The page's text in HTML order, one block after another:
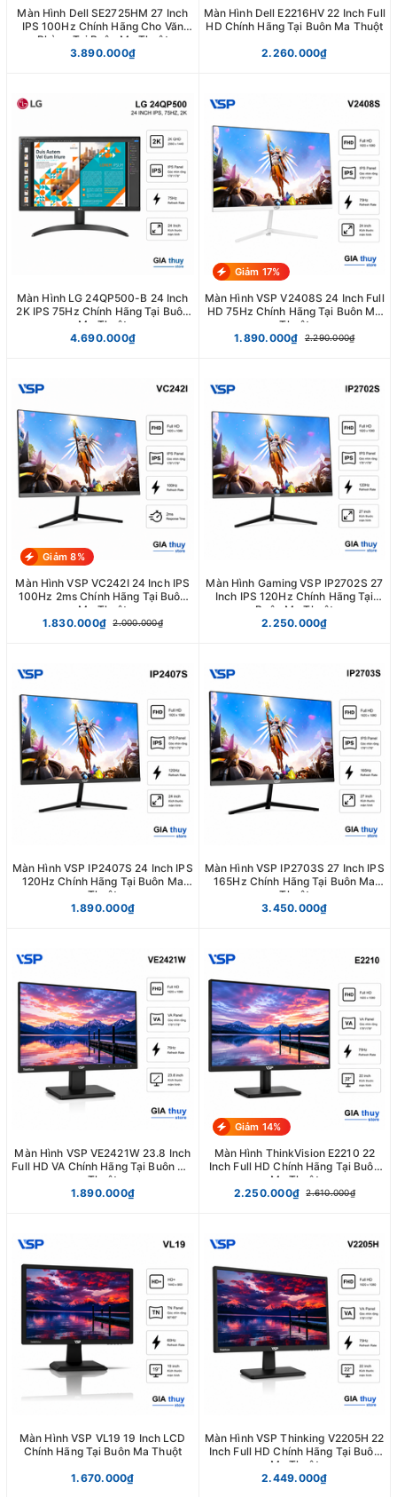
Màn Hình Dell SE2725HM 27 Inch
IPS 100Hz Chính Hãng Cho Văn
Phòng Tại Buôn Ma Thuột
3.890.000₫
Màn Hình Dell E2216HV 22 Inch Full
HD Chính Hãng Tại Buôn Ma Thuột
2.260.000₫
Màn Hình LG 24QP500-B 24 Inch
2K IPS 75Hz Chính Hãng Tại Buôn
Ma Thuột
4.690.000₫
Giảm 17%
Màn Hình VSP V2408S 24 Inch Full
HD 75Hz Chính Hãng Tại Buôn Ma
Thuột
1.890.000₫
2.290.000₫
Giảm 8%
Màn Hình VSP VC242I 24 Inch IPS
100Hz 2ms Chính Hãng Tại Buôn
Ma Thuột
1.830.000₫
2.000.000₫
Màn Hình Gaming VSP IP2702S 27
Inch IPS 120Hz Chính Hãng Tại
Buôn Ma Thuột
2.250.000₫
Màn Hình VSP IP2407S 24 Inch IPS
120Hz Chính Hãng Tại Buôn Ma
Thuột
1.890.000₫
Màn Hình VSP IP2703S 27 Inch IPS
165Hz Chính Hãng Tại Buôn Ma
Thuột
3.450.000₫
Màn Hình VSP VE2421W 23.8 Inch
Full HD VA Chính Hãng Tại Buôn Ma
Thuột
1.890.000₫
Giảm 14%
Màn Hình ThinkVision E2210 22
Inch Full HD Chính Hãng Tại Buôn
Ma Thuột
2.250.000₫
2.610.000₫
Màn Hình VSP VL19 19 Inch LCD
Chính Hãng Tại Buôn Ma Thuột
1.670.000₫
Màn Hình VSP Thinking V2205H 22
Inch Full HD Chính Hãng Tại Buôn
Ma Thuột
2.449.000₫